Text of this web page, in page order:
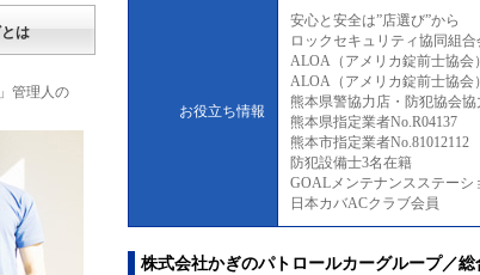
お役立ち情報
安心と安全は”店選び”から
ロックセキュリティ協同組合
ALOA（アメリカ錠前士協会
ALOA（アメリカ錠前士協会
熊本県警協力店・防犯協会協
熊本県指定業者No.R04137
熊本市指定業者No.81012112
防犯設備士3名在籍
GOALメンテナンスステーシ
日本カバACクラブ会員
株式会社かぎのパトロールカーグループ／
は
管理人の